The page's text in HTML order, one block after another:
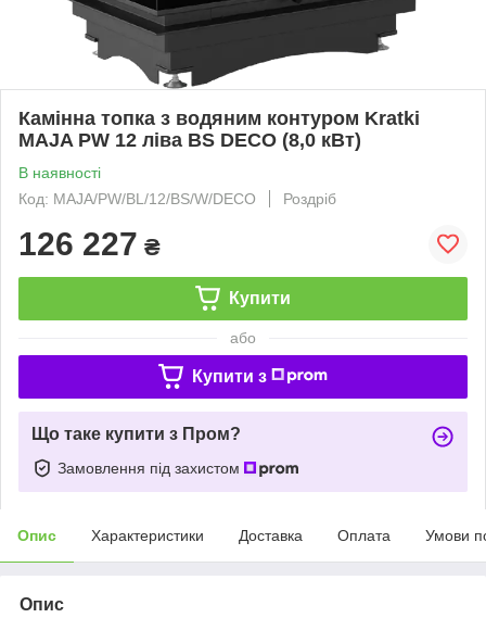
Камінна топка з водяним контуром Kratki
MAJA PW 12 ліва BS DECO (8,0 кВт)
В наявності
Код: MAJA/PW/BL/12/BS/W/DECO
Роздріб
126 227 ₴
Купити
або
Купити з
Що таке купити з Пром?
Замовлення під захистом
Опис Характеристики Доставка Оплата Умови
Опис